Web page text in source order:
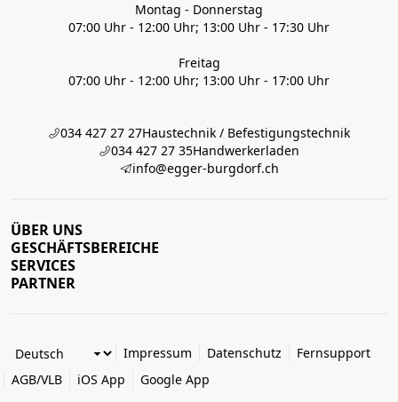
Montag - Donnerstag
07:00 Uhr - 12:00 Uhr; 13:00 Uhr - 17:30 Uhr
Freitag
07:00 Uhr - 12:00 Uhr; 13:00 Uhr - 17:00 Uhr
034 427 27 27Haustechnik / Befestigungstechnik
034 427 27 35Handwerkerladen
info@egger-burgdorf.ch
ÜBER UNS
GESCHÄFTSBEREICHE
SERVICES
PARTNER
Impressum Datenschutz
Fernsupport
AGB/VLB
iOS App Google App